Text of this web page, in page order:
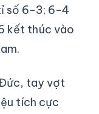
số 6-3; 6-4
kết thúc vào
tay vợt
tích cực